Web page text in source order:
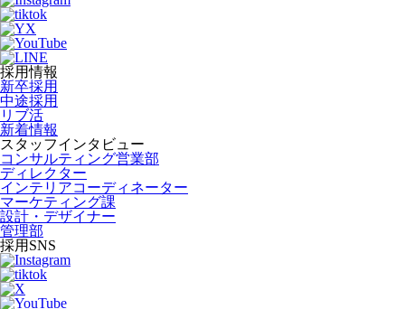
採用情報
新卒採用
中途採用
リブ活
新着情報
スタッフインタビュー
コンサルティング営業部
ディレクター
インテリアコーディネーター
マーケティング課
設計・デザイナー
管理部
採用SNS